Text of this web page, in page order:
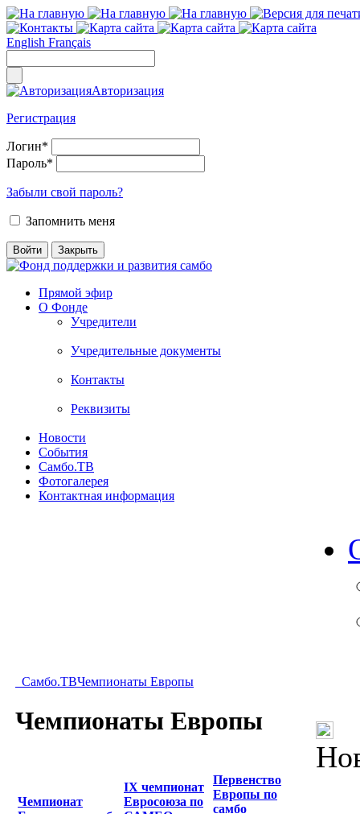
English Français
Авторизация
Регистрация
Логин*
Пароль*
Забыли свой пароль?
Запомнить меня
Прямой эфир
О Фонде
Учредители
Учредительные документы
Контакты
Реквизиты
Новости
События
Самбо.ТВ
Фотогалерея
Контактная информация
Самбо.ТВЧемпионаты Европы
Чемпионаты Европы
Чемпионат
IX чемпионат
Евросоюза по
Первенство
Европы по
самбо